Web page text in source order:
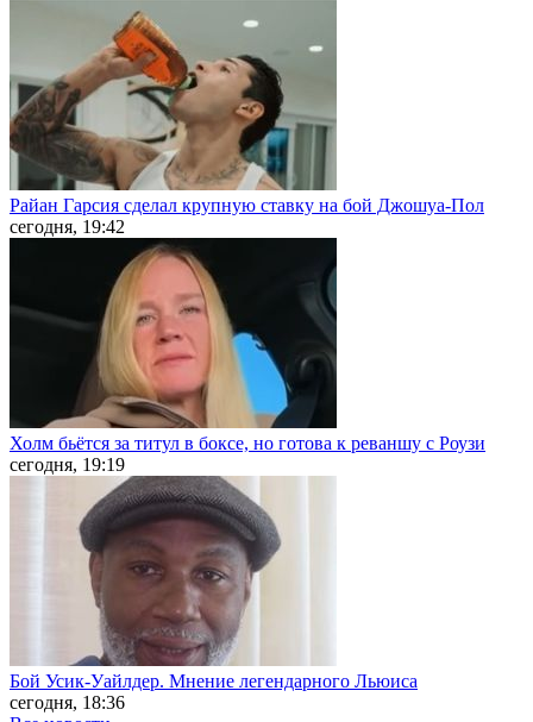
Райан Гарсия сделал крупную ставку на бой Джошуа-Пол
сегодня, 19:42
Холм бьётся за титул в боксе, но готова к реваншу с Роузи
сегодня, 19:19
Бой Усик-Уайлдер. Мнение легендарного Льюиса
сегодня, 18:36